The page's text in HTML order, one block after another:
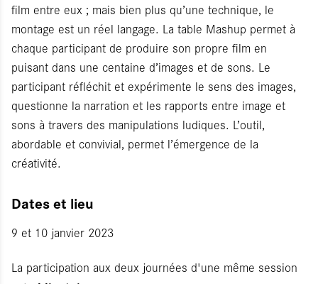
film entre eux ; mais bien plus qu’une technique, le
montage est un réel langage. La table Mashup permet à
chaque participant de produire son propre film en
puisant dans une centaine d’images et de sons. Le
participant réfléchit et expérimente le sens des images,
questionne la narration et les rapports entre image et
sons à travers des manipulations ludiques. L’outil,
abordable et convivial, permet l’émergence de la
créativité.
Dates et lieu
9 et 10 janvier 2023
La participation aux deux journées d'une même session